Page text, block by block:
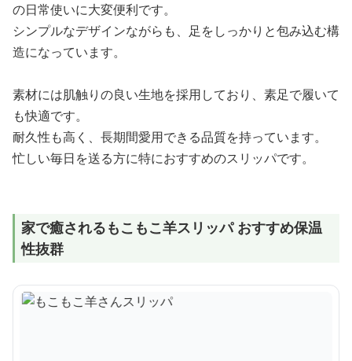
の日常使いに大変便利です。
シンプルなデザインながらも、足をしっかりと包み込む構
造になっています。
素材には肌触りの良い生地を採用しており、素足で履いて
も快適です。
耐久性も高く、長期間愛用できる品質を持っています。
忙しい毎日を送る方に特におすすめのスリッパです。
家で癒されるもこもこ羊スリッパ おすすめ保温
性抜群